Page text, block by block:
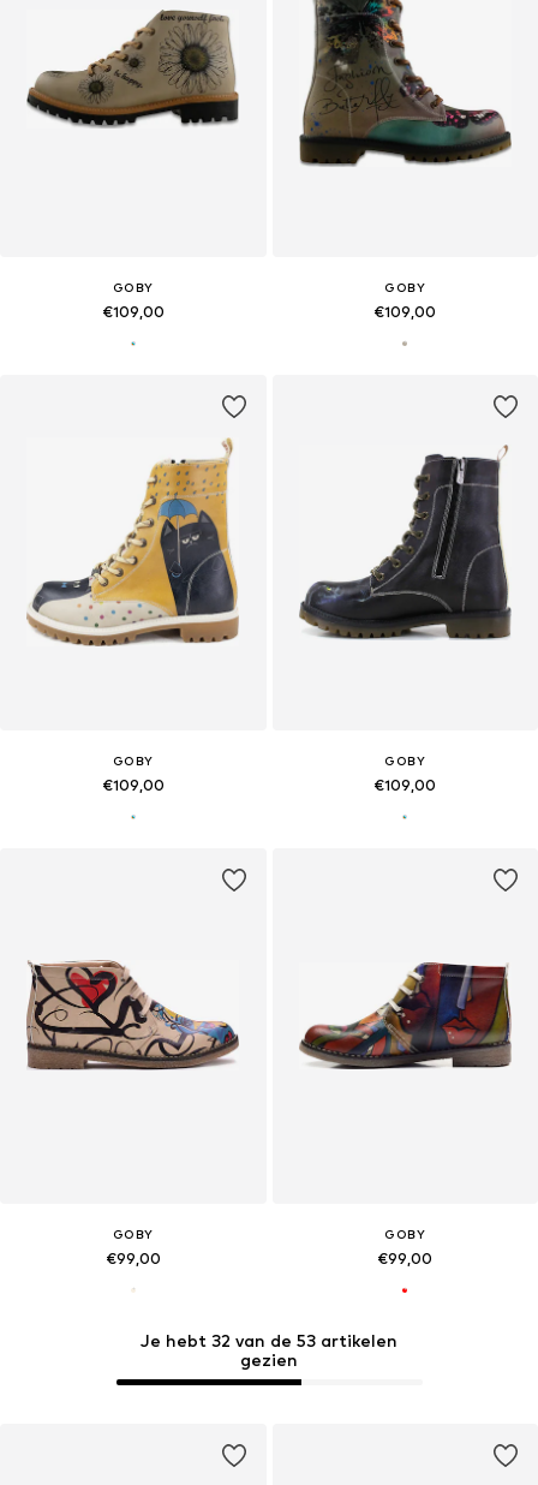
GOBY
€109,00
GOBY
€109,00
Je hebt 32 van de 53 artikelen
gezien
GOBY
€109,00
GOBY
€109,00
GOBY
€99,00
GOBY
€99,00